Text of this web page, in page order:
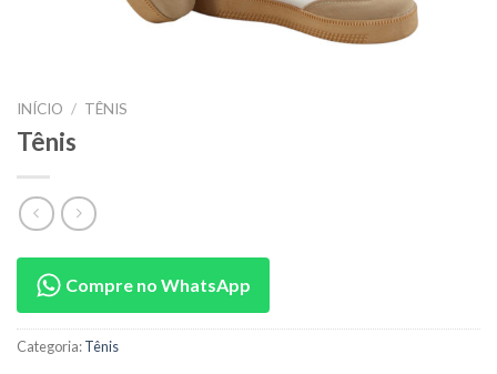
INÍCIO / TÊNIS
Tênis
Compre no WhatsApp
Categoria:Tênis